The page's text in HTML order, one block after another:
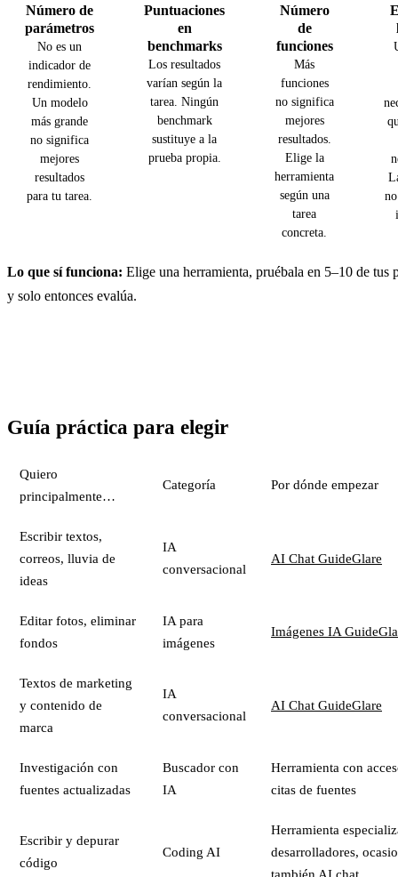
Número de
parámetros
No es un
indicador de
rendimiento.
Un modelo
más grande
no significa
mejores
resultados
para tu tarea.
Puntuaciones
en
benchmarks
Los resultados
varían según la
tarea. Ningún
benchmark
sustituye a la
prueba propia.
Número
de
funciones
Más
funciones
no significa
mejores
resultados.
Elige la
herramienta
según una
tarea
concreta.
Lo que sí funciona: Elige una herramienta, pruébala en 5–10 de tus
y solo entonces evalúa.
Guía práctica para elegir
Quiero
principalmente…
Categoría Por dónde empezar
Escribir textos,
correos, lluvia de
ideas
IA
conversacional
AI Chat GuideGlare
Editar fotos, eliminar
fondos
IA para
imágenes
Imágenes IA
Textos de marketing
y contenido de
marca
IA
conversacional
AI Chat GuideGlare
Investigación con
fuentes actualizadas
Buscador con
IA
Herramienta con
citas de fuentes
Escribir y depurar
código
Coding AI
Herramienta
desarrolladores,